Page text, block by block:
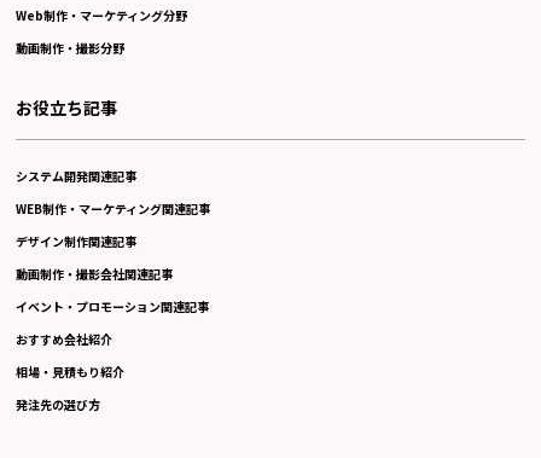
Web制作・マーケティング分野
動画制作・撮影分野
お役立ち記事
システム開発関連記事
WEB制作・マーケティング関連記事
デザイン制作関連記事
動画制作・撮影会社関連記事
イベント・プロモーション関連記事
おすすめ会社紹介
相場・見積もり紹介
発注先の選び方